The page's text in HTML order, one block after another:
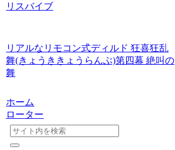
リスバイブ
リアルなリモコン式ディルド 狂喜狂乱
舞(きょうききょうらんぶ)第四幕 絶叫の
舞
ホーム
ローター